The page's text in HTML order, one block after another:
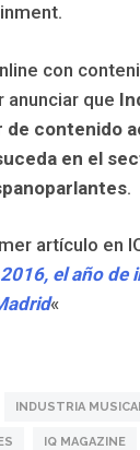
con
anunciar que
de contenido
en el
.
artículo en
2016, el año de
«
INDUSTRIA
IQ MAGAZINE